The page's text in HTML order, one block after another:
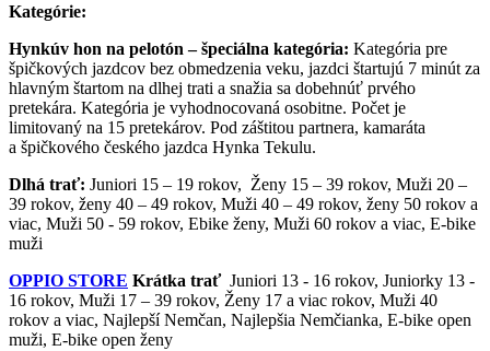
Kategórie:
Hynkúv hon na pelotón – špeciálna kategória: Kategória pre
špičkových jazdcov bez obmedzenia veku, jazdci štartujú 7 minút za
hlavným štartom na dlhej trati a snažia sa dobehnúť prvého
pretekára. Kategória je vyhodnocovaná osobitne. Počet je
limitovaný na 15 pretekárov. Pod záštitou partnera, kamaráta
a špičkového českého jazdca Hynka Tekulu.
Dlhá trať: Juniori 15 – 19 rokov, Ženy 15 – 39 rokov, Muži 20 –
39 rokov, ženy 40 – 49 rokov, Muži 40 – 49 rokov, ženy 50 rokov a
viac, Muži 50 - 59 rokov, Ebike ženy, Muži 60 rokov a viac, E-bike
muži
OPPIO STORE Krátka trať Juniori 13 - 16 rokov, Juniorky 13 -
16 rokov, Muži 17 – 39 rokov, Ženy 17 a viac rokov, Muži 40
rokov a viac, Najlepší Nemčan, Najlepšia Nemčianka, E-bike open
muži, E-bike open ženy